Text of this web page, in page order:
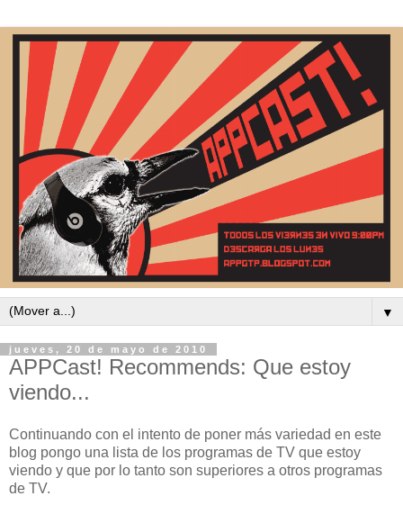
▼
jueves, 20 de mayo de 2010
APPCast! Recommends: Que estoy
viendo...
Continuando con el intento de poner más variedad en este
blog pongo una lista de los programas de TV que estoy
viendo y que por lo tanto son superiores a otros programas
de TV.